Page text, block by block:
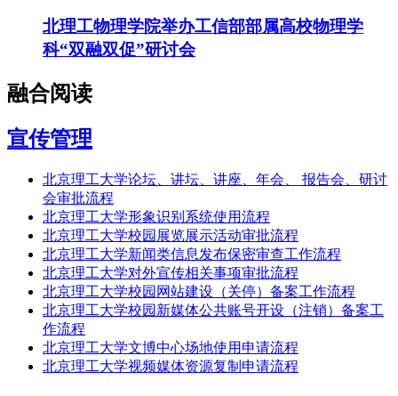
北理工物理学院举办工信部部属高校物理学
科“双融双促”研讨会
融合阅读
宣传管理
北京理工大学论坛、讲坛、讲座、年会、 报告会、研讨
会审批流程
北京理工大学形象识别系统使用流程
北京理工大学校园展览展示活动审批流程
北京理工大学新闻类信息发布保密审查工作流程
北京理工大学对外宣传相关事项审批流程
北京理工大学校园网站建设（关停）备案工作流程
北京理工大学校园新媒体公共账号开设（注销）备案工
作流程
北京理工大学文博中心场地使用申请流程
北京理工大学视频媒体资源复制申请流程